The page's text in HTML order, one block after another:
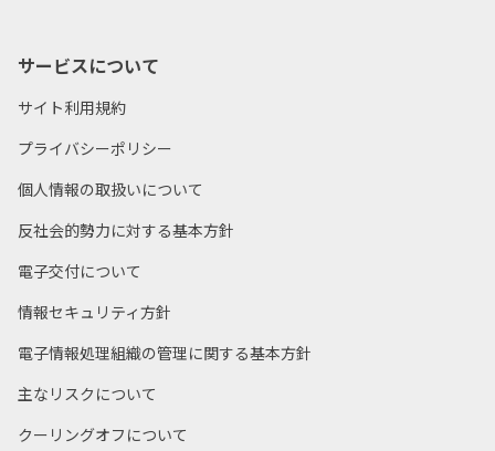
サービスについて
サイト利用規約
プライバシーポリシー
個人情報の取扱いについて
反社会的勢力に対する基本方針
電子交付について
情報セキュリティ方針
電子情報処理組織の管理に関する基本方針
主なリスクについて
クーリングオフについて